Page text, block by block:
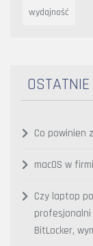
wydajność
Co powinien
macOS w
Czy laptop
profesjonalni
BitLocker,